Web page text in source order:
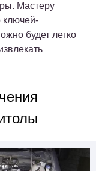
Мастеру
ключей-
будет легко